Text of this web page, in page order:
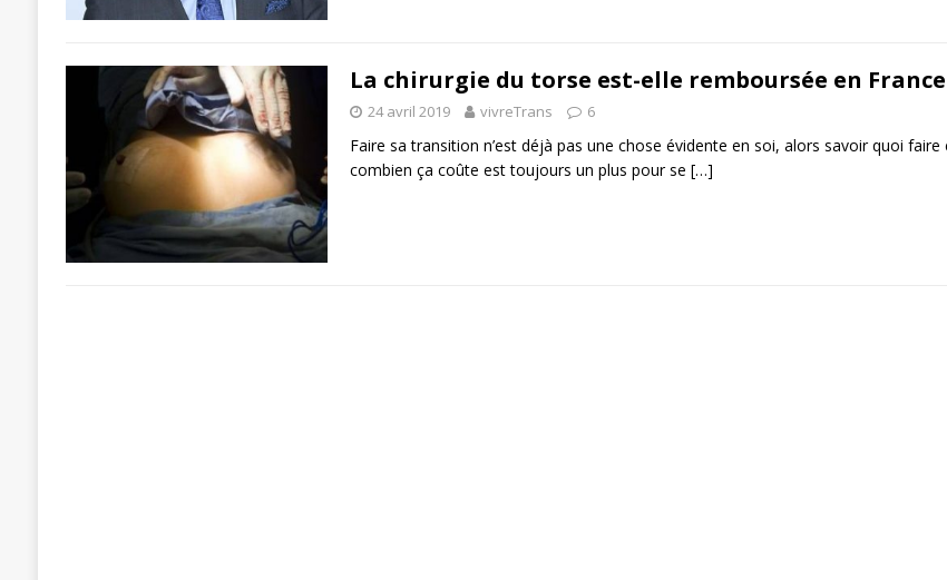
La chirurgie du torse est-elle remboursée en France
24 avril 2019 vivreTrans 6
Faire sa transition n’est déjà pas une chose évidente en soi, alors savoir quoi faire
combien ça coûte est toujours un plus pour se […]